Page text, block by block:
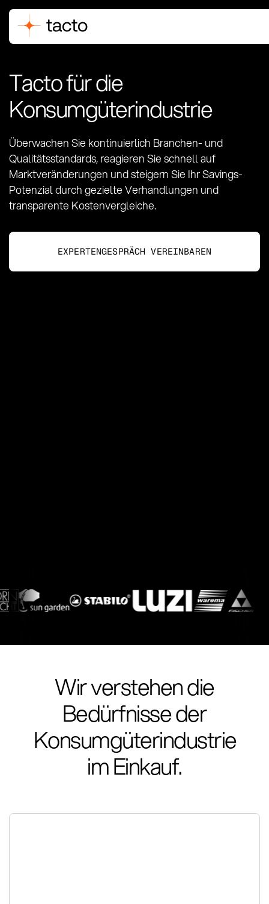
Tacto für die
Konsumgüterindustrie
Überwachen Sie kontinuierlich Branchen- und
Qualitätsstandards, reagieren Sie schnell auf
Marktveränderungen und steigern Sie Ihr Savings-
Potenzial durch gezielte Verhandlungen und
transparente Kostenvergleiche.
EXPERTENGESPRÄCH VEREINBAREN
Wir verstehen die
Bedürfnisse der
Konsumgüterindustrie
im Einkauf.